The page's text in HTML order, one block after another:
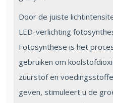
Door de juiste
LED-verlichting
Fotosynthese is het
gebruiken om
zuurstof en
geven, stimuleert u de